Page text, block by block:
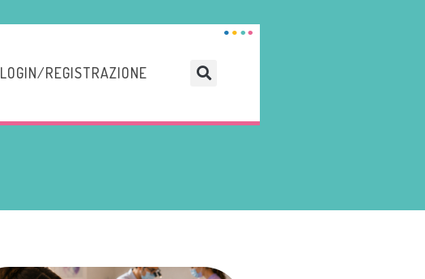
LOGIN/REGISTRAZIONE